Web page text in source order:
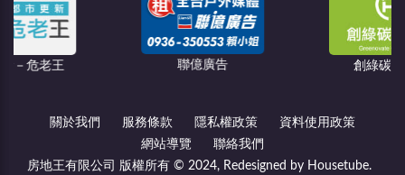
關於我們 服務條款 隱私權政策
資料使用政策
網站導覽
聯絡我們
房地王有限公司 版權所有 © 2024, Redesigned by Housetube.